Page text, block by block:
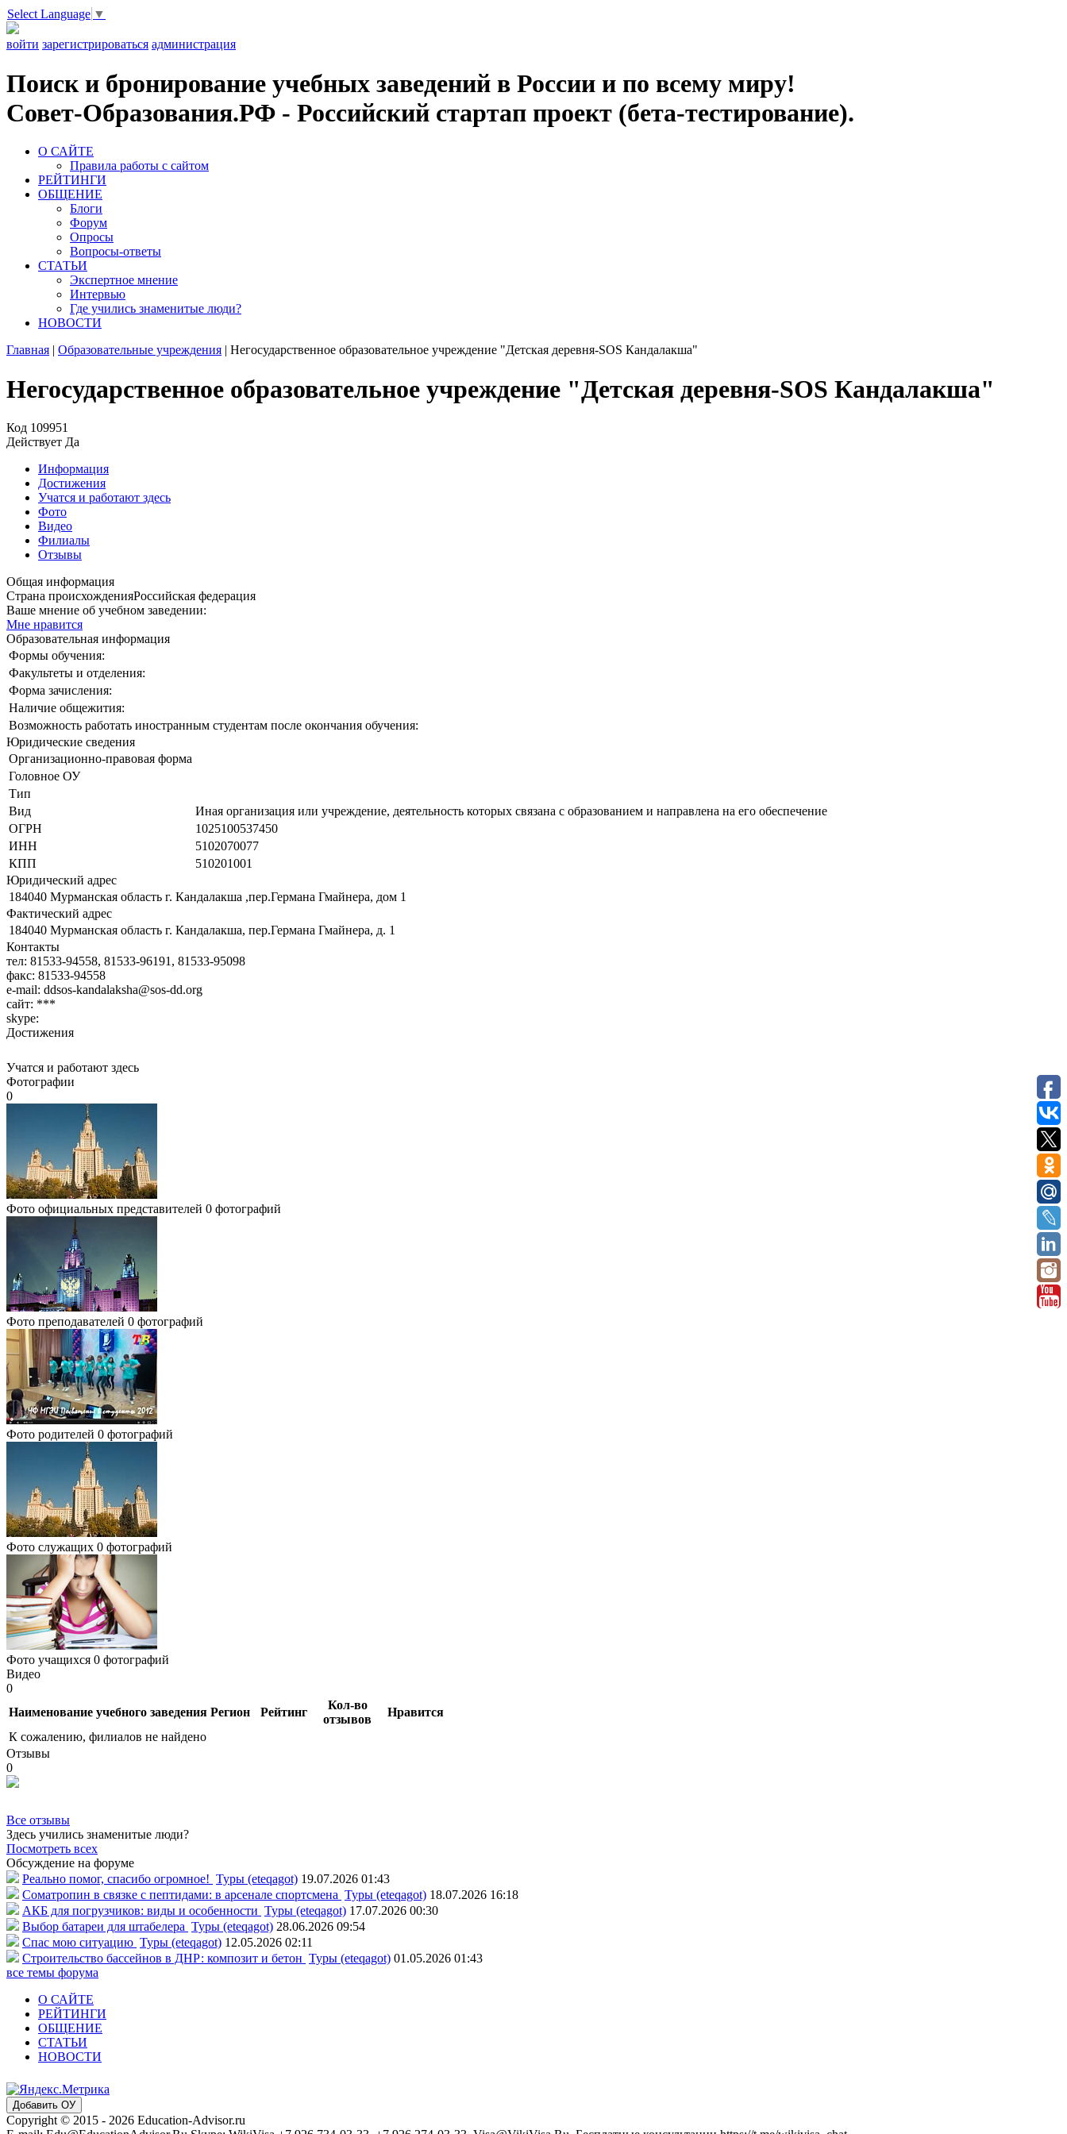
Select Language ▼
войти зарегистрироваться администрация
Поиск и бронирование учебных заведений в России и по всему миру!
Совет-Образования.РФ - Российский стартап проект (бета-тестирование).
О САЙТЕ
Правила работы с сайтом
РЕЙТИНГИ
ОБЩЕНИЕ
Блоги
Форум
Опросы
Вопросы-ответы
СТАТЬИ
Экспертное мнение
Интервью
Где учились знаменитые люди?
НОВОСТИ
Главная | Образовательные учреждения | Негосударственное образовательное учреждение "Детская деревня-SOS Кандалакша"
Негосударственное образовательное учреждение "Детская деревня-SOS Кандалакша"
Код 109951
Действует Да
Информация
Достижения
Учатся и работают здесь
Фото
Видео
Филиалы
Отзывы
Общая информация
Страна происхожденияРоссийская федерация
Ваше мнение об учебном заведении:
Мне нравится
Образовательная информация
Формы обучения:
Факультеты и отделения:
Форма зачисления:
Наличие общежития:
Возможность работать иностранным студентам после окончания обучения:
Юридические сведения
Организационно-правовая форма
Головное ОУ
Тип
Вид
Иная организация или учреждение, деятельность которых связана с образованием и направлена на его обеспечение
ОГРН
1025100537450
ИНН
5102070077
КПП
510201001
Юридический адрес
184040 Мурманская область г. Кандалакша ,пер.Германа Гмайнера, дом 1
Фактический адрес
184040 Мурманская область г. Кандалакша, пер.Германа Гмайнера, д. 1
Контакты
тел: 81533-94558, 81533-96191, 81533-95098
факс: 81533-94558
e-mail: ddsos-kandalaksha@sos-dd.org
сайт: ***
skype:
Достижения
Учатся и работают здесь
Фотографии
0
Фото официальных представителей 0 фотографий
Фото преподавателей 0 фотографий
Фото родителей 0 фотографий
Фото служащих 0 фотографий
Фото учащихся 0 фотографий
Видео
0
Наименование учебного заведения Регион Рейтинг
Кол-во
отзывов
Нравится
К сожалению, филиалов не найдено
Отзывы
0
Все отзывы
Здесь учились знаменитые люди?
Посмотреть всех
Обсуждение на форуме
Реально помог, спасибо огромное! Туры (eteqagot) 19.07.2026 01:43
Соматропин в связке с пептидами: в арсенале спортсмена Туры (eteqagot) 18.07.2026 16:18
АКБ для погрузчиков: виды и особенности Туры (eteqagot) 17.07.2026 00:30
Выбор батареи для штабелера Туры (eteqagot) 28.06.2026 09:54
Спас мою ситуацию Туры (eteqagot) 12.05.2026 02:11
Строительство бассейнов в ДНР: композит и бетон Туры (eteqagot) 01.05.2026 01:43
все темы форума
О САЙТЕ
РЕЙТИНГИ
ОБЩЕНИЕ
СТАТЬИ
НОВОСТИ
Добавить ОУ
Copyright © 2015 - 2026 Education-Advisor.ru